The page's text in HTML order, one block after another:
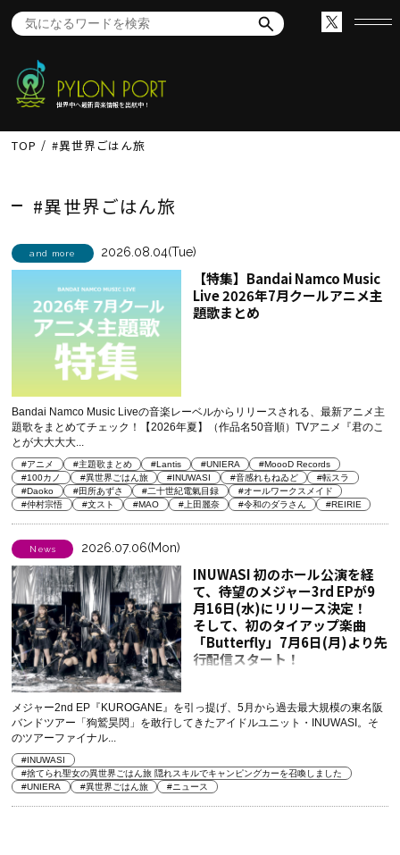
世界中へ最新音楽情報を出航中！
TOP #異世界ごはん旅
#異世界ごはん旅
and more 2026.08.04(Tue)
【特集】Bandai Namco Music
Live 2026年7月クールアニメ主
題歌まとめ
Bandai Namco Music Liveの音楽レーベルからリリースされる、最新アニメ主
題歌をまとめてチェック！【2026年夏】（作品名50音順）TVアニメ『君のこ
とが大大大大...
#アニメ #主題歌まとめ #Lantis #UNIERA
#MoooD Records
#100カノ
#異世界ごはん旅 #INUWASI #音感れもねゐど
#転スラ
#Daoko
#田所あずさ #二十世紀電氣目録
#オールワークスメイド
#仲村宗悟
#文スト #MAO #上田麗奈 #令和のダラさん #REIRIE
News 2026.07.06(Mon)
INUWASI 初のホール公演を経
て、待望のメジャー3rd EPが9
月16日(水)にリリース決定！
そして、初のタイアップ楽曲
「Butterfly」7月6日(月)より先
行配信スタート！
メジャー2nd EP『KUROGANE』を引っ提げ、5月から過去最大規模の東名阪
バンドツアー「狗鷲昊閃」を敢行してきたアイドルユニット・INUWASI。そ
のツアーファイナル...
#INUWASI
#捨てられ聖女の異世界ごはん旅 隠れスキルでキャンピングカーを召喚しました
#UNIERA
#異世界ごはん旅 #ニュース